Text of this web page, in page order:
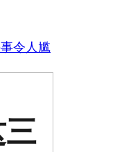
令人尴
三